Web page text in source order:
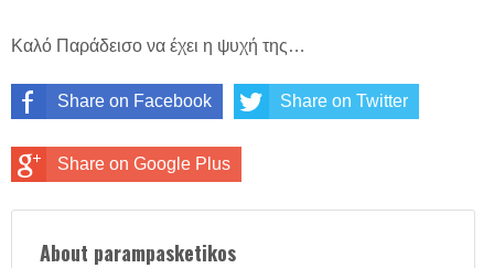
Καλό Παράδεισο να έχει η ψυχή της…
Share on Facebook Share on Twitter
Share on Google Plus
About parampasketikos